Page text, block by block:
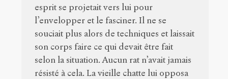
esprit se projetait vers lui pour
l’envelopper et le fasciner. Il ne se
souciait plus alors de techniques et laissait
son corps faire ce qui devait être fait
selon la situation. Aucun rat n’avait jamais
résisté à cela. La vieille chatte lui opposa